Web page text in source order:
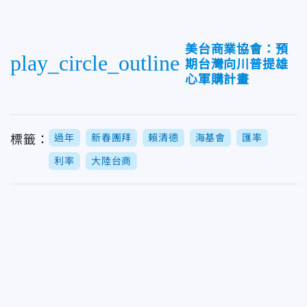
play_circle_outline
美台商業協會：預
期台灣向川普提雄
心軍購計畫
標籤： 過年 新春團拜 賴清德 海基會 匯率
利率 大陸台商